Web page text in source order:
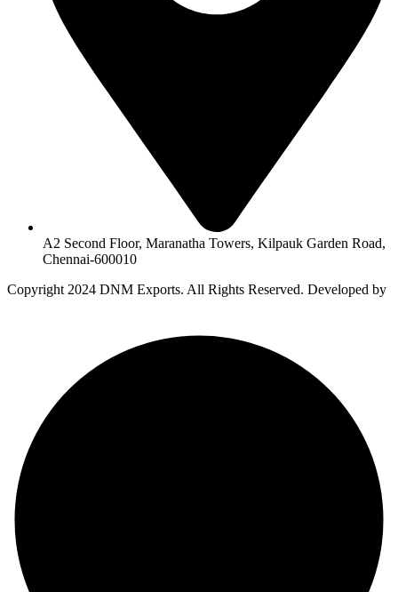
A2 Second Floor, Maranatha Towers, Kilpauk Garden Road,
Chennai-600010
Copyright 2024 DNM Exports. All Rights Reserved. Developed by